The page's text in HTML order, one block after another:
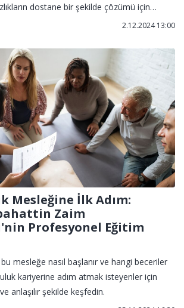
dostane bir şekilde çözümü için
2.12.2024 13:00
Mesleğine İlk Adım:
Zaim
Profesyonel Eğitim
mesleğe nasıl başlanır ve hangi beceriler
kariyerine adım atmak isteyenler için
anlaşılır şekilde keşfedin.